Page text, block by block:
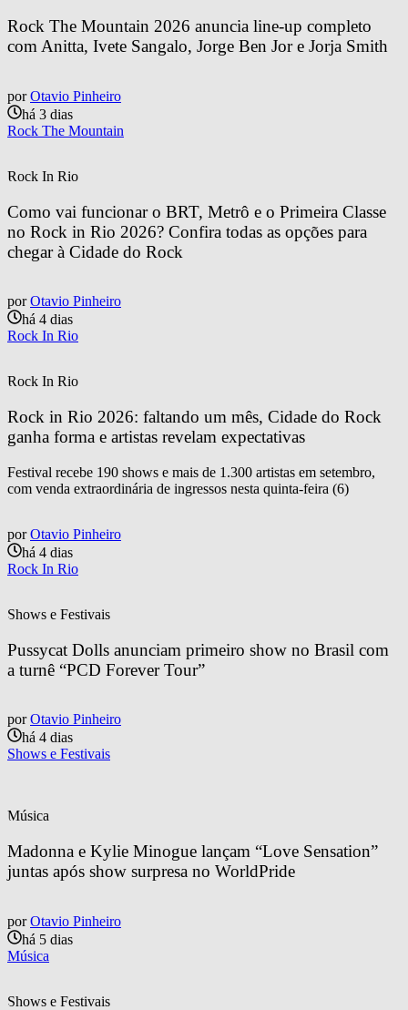
Rock The Mountain 2026 anuncia line-up completo
com Anitta, Ivete Sangalo, Jorge Ben Jor e Jorja Smith
por Otavio Pinheiro
há 3 dias
Rock The Mountain
Rock In Rio
Como vai funcionar o BRT, Metrô e o Primeira Classe
no Rock in Rio 2026? Confira todas as opções para
chegar à Cidade do Rock
por Otavio Pinheiro
há 4 dias
Rock In Rio
Rock In Rio
Rock in Rio 2026: faltando um mês, Cidade do Rock
ganha forma e artistas revelam expectativas
Festival recebe 190 shows e mais de 1.300 artistas em setembro,
com venda extraordinária de ingressos nesta quinta-feira (6)
por Otavio Pinheiro
há 4 dias
Rock In Rio
Shows e Festivais
Pussycat Dolls anunciam primeiro show no Brasil com
a turnê “PCD Forever Tour”
por Otavio Pinheiro
há 4 dias
Shows e Festivais
Música
Madonna e Kylie Minogue lançam “Love Sensation”
juntas após show surpresa no WorldPride
por Otavio Pinheiro
há 5 dias
Música
Shows e Festivais